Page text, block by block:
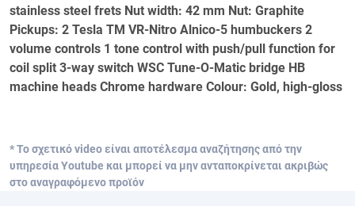
stainless steel frets Nut width: 42 mm Nut: Graphite
Pickups: 2 Tesla TM VR-Nitro Alnico-5 humbuckers 2
volume controls 1 tone control with push/pull function for
coil split 3-way switch WSC Tune-O-Matic bridge HB
machine heads Chrome hardware Colour: Gold, high-gloss
* Το σχετικό video είναι αποτέλεσμα αναζήτησης από την
υπηρεσία Youtube και μπορεί να μην ανταποκρίνεται ακριβώς
στο αναγραφόμενο προϊόν